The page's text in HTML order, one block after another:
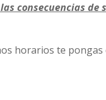
consecuencias de
horarios te pongas